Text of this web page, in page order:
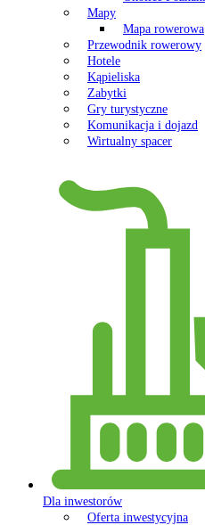
Mapy
Mapa rowerowa
Przewodnik rowerowy
Hotele
Kąpieliska
Zabytki
Gry turystyczne
Komunikacja i dojazd
Wirtualny spacer
Dla inwestorów
Oferta inwestycyjna